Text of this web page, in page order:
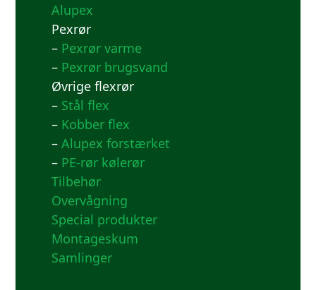
Alupex
Pexrør
– Pexrør varme
– Pexrør brugsvand
Øvrige flexrør
– Stål flex
– Kobber flex
– Alupex forstærket
– PE-rør kølerør
Tilbehør
Overvågning
Special produkter
Montageskum
Samlinger